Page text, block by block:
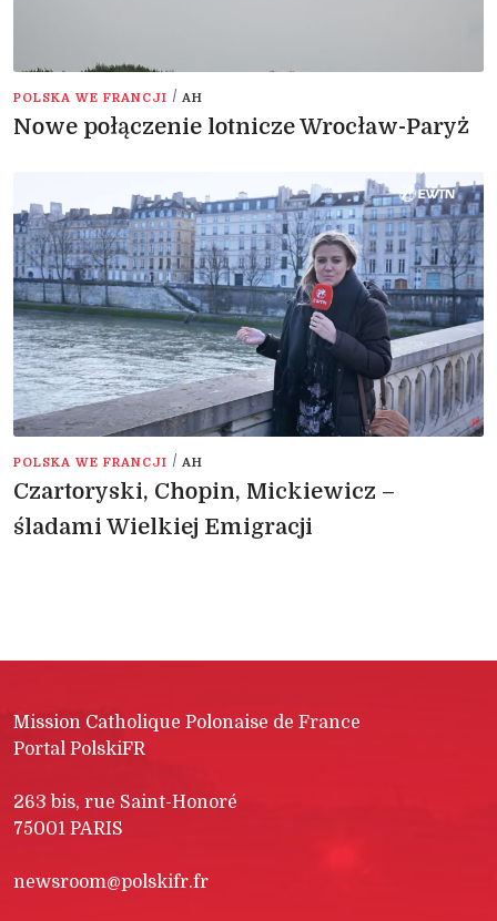
POLSKA WE FRANCJI / AH
Nowe połączenie lotnicze Wrocław-Paryż
POLSKA WE FRANCJI / AH
Czartoryski, Chopin, Mickiewicz –
śladami Wielkiej Emigracji
Mission Catholique Polonaise de France
Portal PolskiFR
263 bis, rue Saint-Honoré
75001 PARIS
newsroom@polskifr.fr